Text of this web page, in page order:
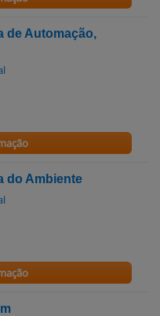
de Automação,
do Ambiente